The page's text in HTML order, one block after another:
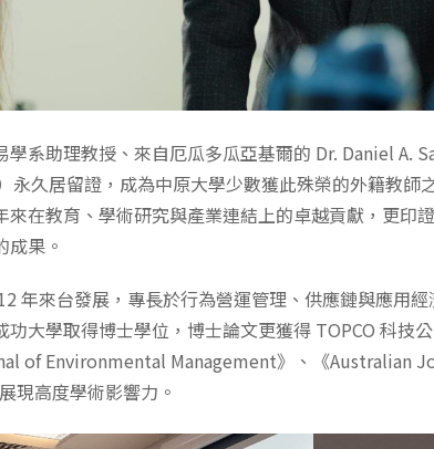
系助理教授、來自厄瓜多瓜亞基爾的 Dr. Daniel A.
永久居留證，成為中原大學少數獲此殊榮的外籍教
來在教育、學術研究與產業連結上的卓越貢獻，更印
成果。
年來台發展，專長於行為營運管理、供應鏈與應用
大學取得博士學位，博士論文更獲得 TOPCO 科技
of Environmental Management》、《Australian
現高度學術影響力。